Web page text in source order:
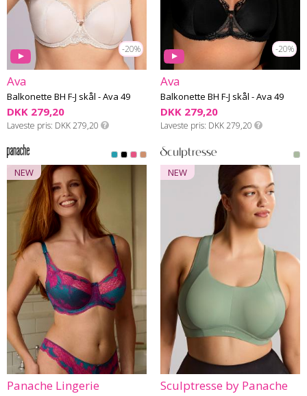
-20%
Ava
Balkonette BH F-J skål - Ava 49
DKK 279,20
Laveste pris DKK 279,20
-20%
Ava
Balkonette BH F-J skål - Ava 49
DKK 279,20
Laveste pris DKK 279,20
NEW
Panache Lingerie
NEW
Sculptresse by Panache